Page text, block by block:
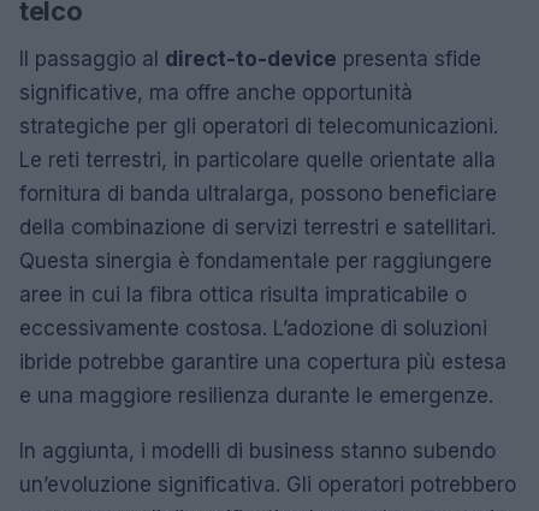
telco
Il passaggio al direct-to-device presenta sfide
significative, ma offre anche opportunità
strategiche per gli operatori di telecomunicazioni.
Le reti terrestri, in particolare quelle orientate alla
fornitura di banda ultralarga, possono beneficiare
della combinazione di servizi terrestri e satellitari.
Questa sinergia è fondamentale per raggiungere
aree in cui la fibra ottica risulta impraticabile o
eccessivamente costosa. L’adozione di soluzioni
ibride potrebbe garantire una copertura più estesa
e una maggiore resilienza durante le emergenze.
In aggiunta, i modelli di business stanno subendo
un’evoluzione significativa. Gli operatori potrebbero